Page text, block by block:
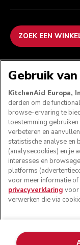
ZOEK EEN
© KitchenAid
Gebruik
KitchenAid Europa,
derden om de
browse-ervaring te
toestemming
verbeteren en
statistische analyse en
(analysecookies) en je
interesses en
platforms
voor meer informatie
privacyverklaring voor
verwerken die via